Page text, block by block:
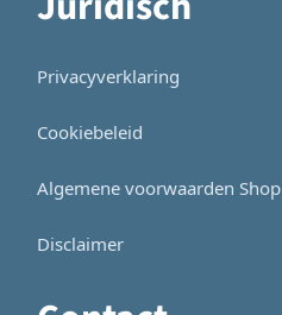
Privacyverklaring
Cookiebeleid
Algemene voorwaarden Shop
Disclaimer